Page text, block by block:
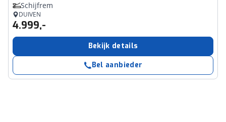
Schijfrem
DUIVEN
4.999,-
Bekijk details
Bel aanbieder